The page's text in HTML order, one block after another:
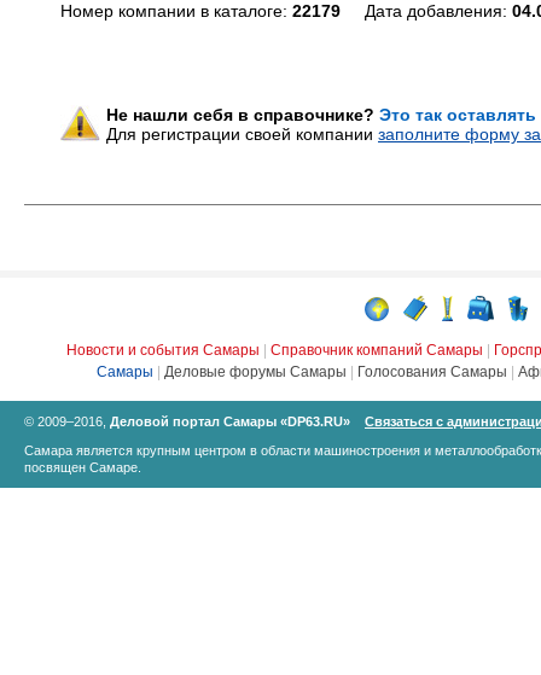
Номер компании в каталоге: 22179 Дата добавления:
Не нашли себя в справочнике? Это так
Для регистрации своей компании заполните форму
Новости и события Самары Справочник компаний Самары
Самары
Деловые форумы Самары Голосования Самары
© 2009–2016, Деловой портал Самары «DP63.RU»
Связаться с
Самара является крупным центром в области машиностроения и
посвящен Самаре.